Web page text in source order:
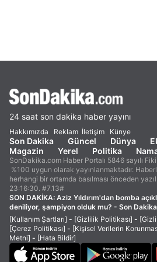
24 saat son dakika haber yayını
Hakkımızda Reklam İletişim Künye
Son Dakika Güncel Dünya
Magazin
Yerel Politika
SonDakika.com Haber Portalı 5846 sayılı
%100 uygun olarak yayınlanmaktadır.
herhangi bir ortamda basılması önceden
23:16:30. #7.13#
SON DAKİKA: Aziz Yıldırım'dan bomba
deniliyor, şampiyon olduk mu? - Son Dakika
[Kullanım Şartları] - [Gizlilik Politikası] -
[Çerez Politikası] - [Kişisel Verilerin
Metni] - [Hata Bildir]